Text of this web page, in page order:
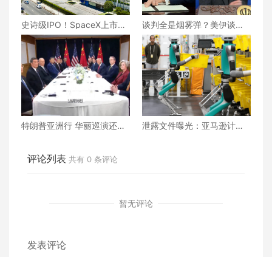
史诗级IPO！SpaceX上市两
日即疯狂，市值直逼2.5万亿
美元！
谈判全是烟雾弹？美伊谈判
还能继续下去吗？真相究竟
为何？
特朗普亚洲行 华丽巡演还是
泄露文件曝光：亚马逊计划
评论列表 共有 0 条评论
暂无评论
发表评论